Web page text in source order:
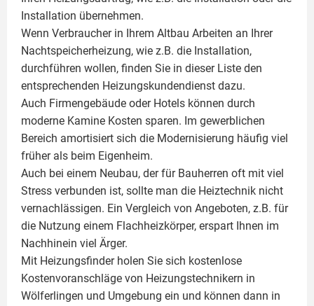
Installation übernehmen.
Wenn Verbraucher in Ihrem Altbau Arbeiten an Ihrer
Nachtspeicherheizung, wie z.B. die Installation,
durchführen wollen, finden Sie in dieser Liste den
entsprechenden Heizungskundendienst dazu.
Auch Firmengebäude oder Hotels können durch
moderne Kamine Kosten sparen. Im gewerblichen
Bereich amortisiert sich die Modernisierung häufig viel
früher als beim Eigenheim.
Auch bei einem Neubau, der für Bauherren oft mit viel
Stress verbunden ist, sollte man die Heiztechnik nicht
vernachlässigen. Ein Vergleich von Angeboten, z.B. für
die Nutzung einem Flachheizkörper, erspart Ihnen im
Nachhinein viel Ärger.
Mit Heizungsfinder holen Sie sich kostenlose
Kostenvoranschläge von Heizungstechnikern in
Wölferlingen und Umgebung ein und können dann in